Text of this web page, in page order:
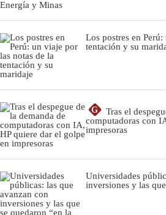
Los postres en
tentación y su
G
Tras el
computadoras con
impresoras
Universidades
inversiones y las